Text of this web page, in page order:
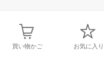
買い物かご お気に入り